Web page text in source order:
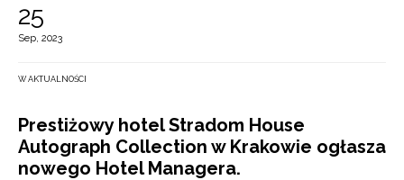
25
Sep, 2023
W AKTUALNOŚCI
Prestiżowy hotel Stradom House
Autograph Collection w Krakowie ogłasza
nowego Hotel Managera.